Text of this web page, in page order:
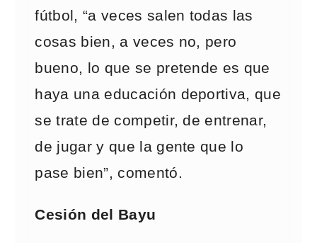
fútbol, “a veces salen todas las
cosas bien, a veces no, pero
bueno, lo que se pretende es que
haya una educación deportiva, que
se trate de competir, de entrenar,
de jugar y que la gente que lo
pase bien”, comentó.
Cesión del Bayu